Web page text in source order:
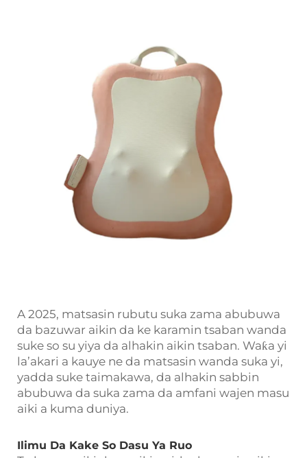
A 2025, matsasin rubutu suka zama abubuwa
da bazuwar aikin da ke karamin tsaban wanda
suke so su yiya da alhakin aikin tsaban. Waƙa yi
la’akari a kauye ne da matsasin wanda suka yi,
yadda suke taimakawa, da alhakin sabbin
abubuwa da suka zama da amfani wajen masu
aiki a kuma duniya.
Ilimu Da Kake So Dasu Ya Ruo